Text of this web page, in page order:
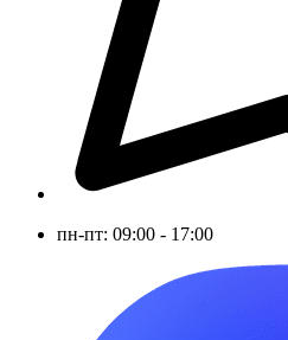
пн-пт: 09:00 - 17:00